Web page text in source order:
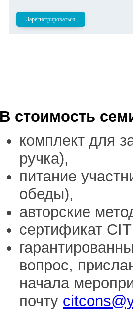
Зарегистрироваться
В стоимость
комплект для
ручка),
питание
обеды),
авторские
сертификат
вопрос,
начала
почту